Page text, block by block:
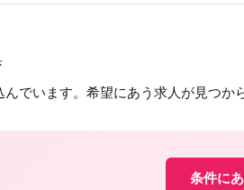
んでいます。希望にあう求人が見つ
条件に